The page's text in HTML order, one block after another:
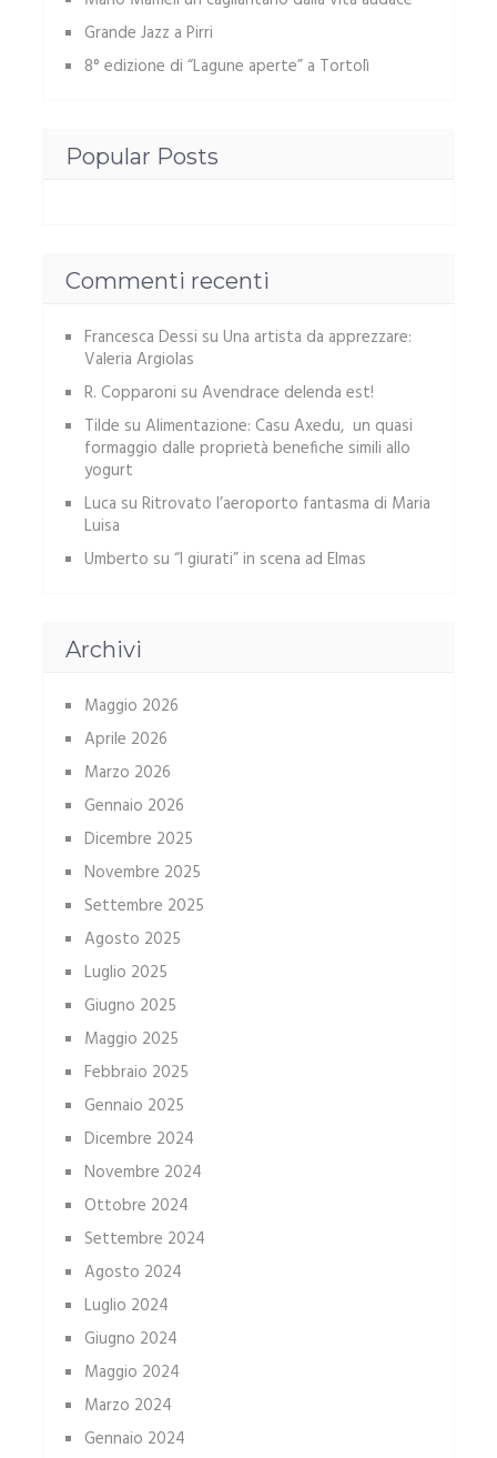
Grande Jazz a Pirri
8° edizione di “Lagune aperte” a Tortolì
Popular Posts
Commenti recenti
Francesca Dessi su Una artista da apprezzare:
Valeria Argiolas
R. Copparoni su Avendrace delenda est!
Tilde su Alimentazione: Casu Axedu, un quasi
formaggio dalle proprietà benefiche simili allo
yogurt
Luca su Ritrovato l’aeroporto fantasma di Maria
Luisa
Umberto su “I giurati” in scena ad Elmas
Archivi
Maggio 2026
Aprile 2026
Marzo 2026
Gennaio 2026
Dicembre 2025
Novembre 2025
Settembre 2025
Agosto 2025
Luglio 2025
Giugno 2025
Maggio 2025
Febbraio 2025
Gennaio 2025
Dicembre 2024
Novembre 2024
Ottobre 2024
Settembre 2024
Agosto 2024
Luglio 2024
Giugno 2024
Maggio 2024
Marzo 2024
Gennaio 2024